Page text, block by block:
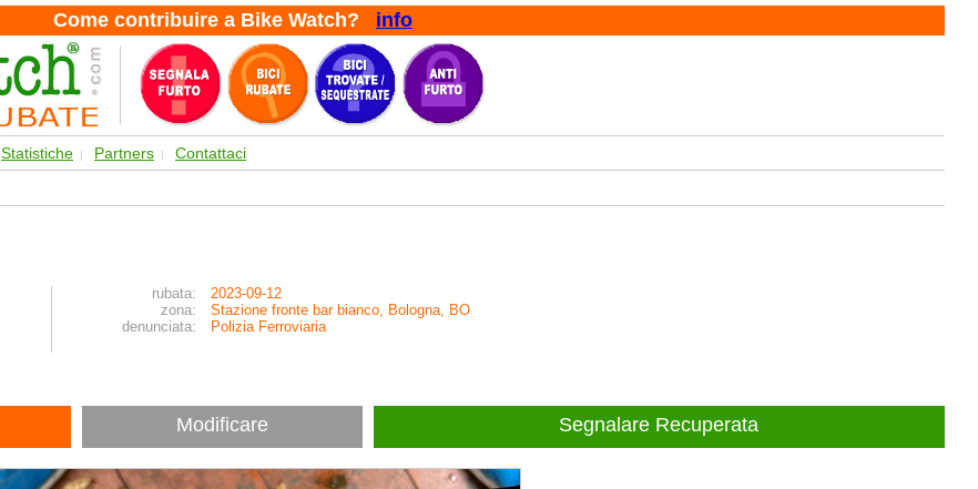
Come contribuire a Bike Watch? info
Statistiche | Partners | Contattaci
rubata:
2023-09-12
zona:
Stazione fronte bar bianco, Bologna, BO
denunciata:
Polizia Ferroviaria
Modificare Segnalare Recuperata